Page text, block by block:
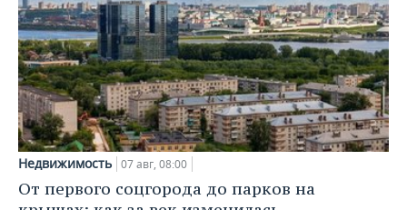
Недвижимость 07 авг, 08:00
От первого соцгорода до парков на